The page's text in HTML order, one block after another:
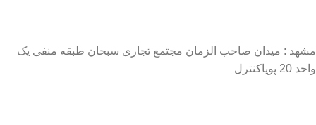
مشهد : میدان صاحب الزمان مجتمع تجاری سبحان طبقه منفی یک
واحد 20 پویاکنترل